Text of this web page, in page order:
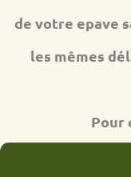
de votre epave
les mêmes
Pour